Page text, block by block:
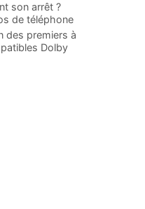
son arrêt ?
de téléphone
des premiers à
Dolby